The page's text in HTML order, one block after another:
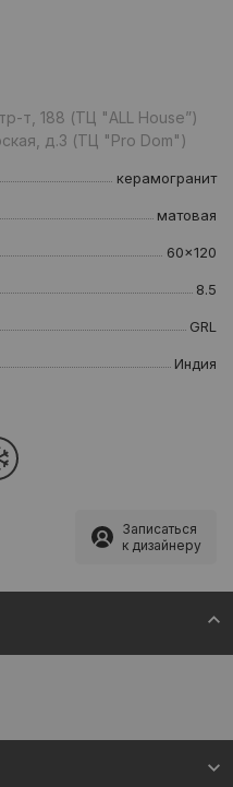
т, 188 (ТЦ "ALL House”)
д.3 (ТЦ "Pro Dom")
керамогранит
матовая
60x120
8.5
GRL
Индия
Записаться
к дизайнеру